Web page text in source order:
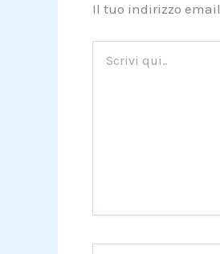
Il tuo indirizzo
qui..